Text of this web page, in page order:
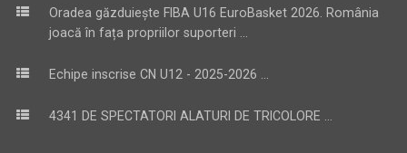
Oradea găzduiește FIBA U16 EuroBasket 2026. România
joacă în fața propriilor suporteri ...
Echipe inscrise CN U12 - 2025-2026 ...
4341 DE SPECTATORI ALATURI DE TRICOLORE ...